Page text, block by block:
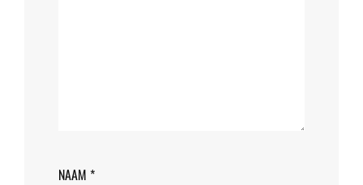
NAAM *